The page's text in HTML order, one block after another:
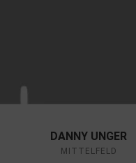
DANNY UNGER
MITTELFELD